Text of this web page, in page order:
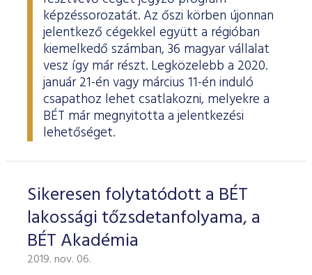
képzéssorozatát. Az őszi körben újonnan
jelentkező cégekkel együtt a régióban
kiemelkedő számban, 36 magyar vállalat
vesz így már részt. Legközelebb a 2020.
január 21-én vagy március 11-én induló
csapathoz lehet csatlakozni, melyekre a
BÉT már megnyitotta a jelentkezési
lehetőséget.
Sikeresen folytatódott a BÉT
lakossági tőzsdetanfolyama, a
BÉT Akadémia
2019. nov. 06.